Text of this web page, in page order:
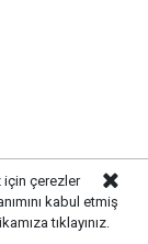
çerezler
kabul etmiş
tıklayınız.